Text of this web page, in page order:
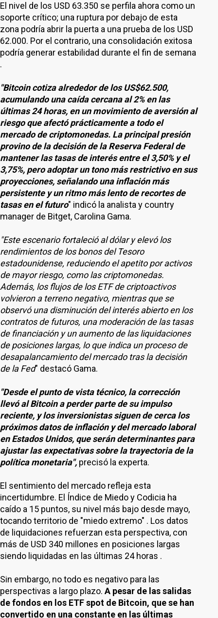
El nivel de los USD 63.350 se perfila ahora como un
soporte crítico; una ruptura por debajo de esta
zona podría abrir la puerta a una prueba de los USD
62.000. Por el contrario, una consolidación exitosa
podría generar estabilidad durante el fin de semana
.
"Bitcoin cotiza alrededor de los US$62.500,
acumulando una caída cercana al 2% en las
últimas 24 horas, en un movimiento de aversión al
riesgo que afectó prácticamente a todo el
mercado de criptomonedas. La principal presión
provino de la decisión de la Reserva Federal de
mantener las tasas de interés entre el 3,50% y el
3,75%, pero adoptar un tono más restrictivo en sus
proyecciones, señalando una inflación más
persistente y un ritmo más lento de recortes de
tasas en el futuro" indicó la analista y country
manager de Bitget, Carolina Gama.
"Este escenario fortaleció al dólar y elevó los
rendimientos de los bonos del Tesoro
estadounidense, reduciendo el apetito por activos
de mayor riesgo, como las criptomonedas.
Además, los flujos de los ETF de criptoactivos
volvieron a terreno negativo, mientras que se
observó una disminución del interés abierto en los
contratos de futuros, una moderación de las tasas
de financiación y un aumento de las liquidaciones
de posiciones largas, lo que indica un proceso de
desapalancamiento del mercado tras la decisión
de la Fed" destacó Gama.
"Desde el punto de vista técnico, la corrección
llevó al Bitcoin a perder parte de su impulso
reciente, y los inversionistas siguen de cerca los
próximos datos de inflación y del mercado laboral
en Estados Unidos, que serán determinantes para
ajustar las expectativas sobre la trayectoria de la
política monetaria", precisó la experta.
El sentimiento del mercado refleja esta
incertidumbre. El Índice de Miedo y Codicia ha
caído a 15 puntos, su nivel más bajo desde mayo,
tocando territorio de "miedo extremo" . Los datos
de liquidaciones refuerzan esta perspectiva, con
más de USD 340 millones en posiciones largas
siendo liquidadas en las últimas 24 horas .
Sin embargo, no todo es negativo para las
perspectivas a largo plazo. A pesar de las salidas
de fondos en los ETF spot de Bitcoin, que se han
convertido en una constante en las últimas